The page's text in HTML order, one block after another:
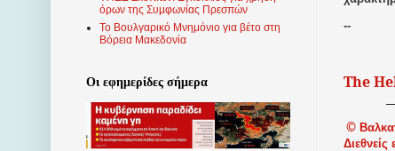
--
The
©
όρων της Συμφωνίας Πρεσπών
Το Βουλγαρικό Μνημόνιο για βέτο στη
Βόρεια Μακεδονία
Οι εφημερίδες σήμερα